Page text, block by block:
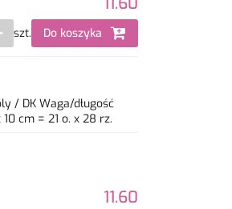
szt. Do koszyka
/ DK Waga/długość
cm = 21 o. x 28 rz.
11.60